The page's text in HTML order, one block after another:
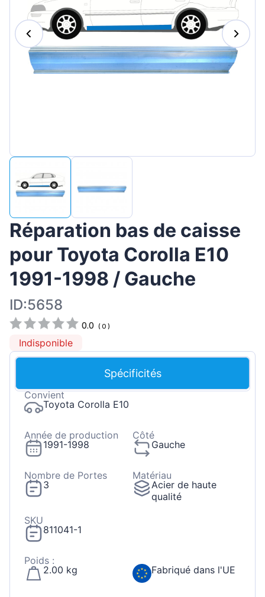
Magyar
Lietuvių
Português
Réparation bas de caisse
pour Toyota Corolla E10
1991-1998 / Gauche
ID:5658
0.0 (0 )
Indisponible
Spécificités
Convient
Toyota Corolla E10
Année de production
1991-1998
Côté
Gauche
Nombre de Portes
3
Matériau
Acier de haute
qualité
SKU
811041-1
Poids :
2.00 kg
Fabriqué dans l'UE